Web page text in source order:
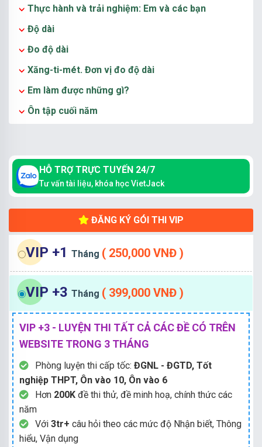
Thực hành và trải nghiệm: Em và các bạn
Độ dài
Đo độ dài
Xăng-ti-mét. Đơn vị đo độ dài
Em làm được những gì?
Ôn tập cuối năm
HỖ TRỢ TRỰC TUYẾN 24/7
Tư vấn tài liệu, khóa học VietJack
ĐĂNG KÝ GÓI THI VIP
VIP +1 Tháng ( 250,000 VNĐ )
VIP +3 Tháng ( 399,000 VNĐ )
VIP +3 - LUYỆN THI TẤT CẢ CÁC ĐỀ CÓ TRÊN
WEBSITE TRONG 3 THÁNG
Phòng luyện thi cấp tốc: ĐGNL - ĐGTD, Tốt
nghiệp THPT, Ôn vào 10, Ôn vào 6
Hơn 200K đề thi thử, đề minh hoạ, chính thức các
năm
Với 3tr+ câu hỏi theo các mức độ Nhận biết, Thông
hiểu, Vận dụng